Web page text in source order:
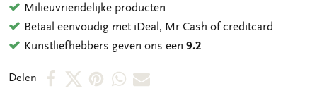
Milieuvriendelijke producten
Betaal eenvoudig met iDeal, Mr Cash of creditcard
Kunstliefhebbers geven ons een9.2
Delen
DeelDeelDeelDeelDeel